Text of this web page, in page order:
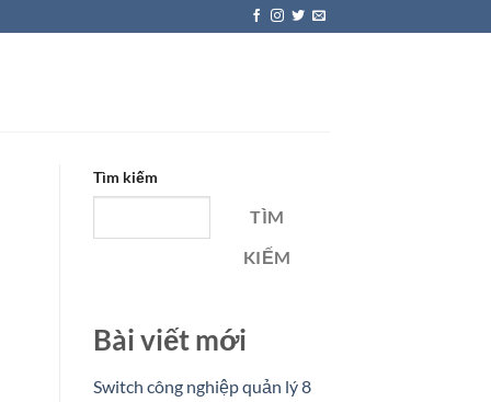
Tìm kiếm
TÌM
KIẾM
Bài viết mới
Switch công nghiệp quản lý 8